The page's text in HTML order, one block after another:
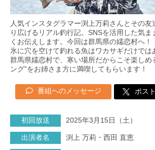
人気インスタグラマー渕上万莉さんとその友
り広げるリアル釣行記。SNSを活用した気ま
くお伝えします。今回は群馬県の嬬恋村へ！
氷に穴を空けて釣れる魚はワカサギだけでは
群馬県嬬恋村で、寒い場所だからこそ楽しめ
ング”をお姉さま方に満喫してもらいます！
番組へのメッセージ ポスト
初回放送 2025年3月15日（土）
出演者名 渕上 万莉・西田 直恵